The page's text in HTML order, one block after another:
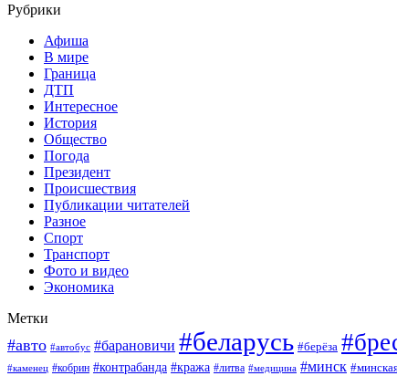
Рубрики
Афиша
В мире
Граница
ДТП
Интересное
История
Общество
Погода
Президент
Происшествия
Публикации читателей
Разное
Спорт
Транспорт
Фото и видео
Экономика
Метки
#авто #автобус #барановичи #беларусь #берёза
#каменец #кобрин #контрабанда #кража #литва #медицина #минск